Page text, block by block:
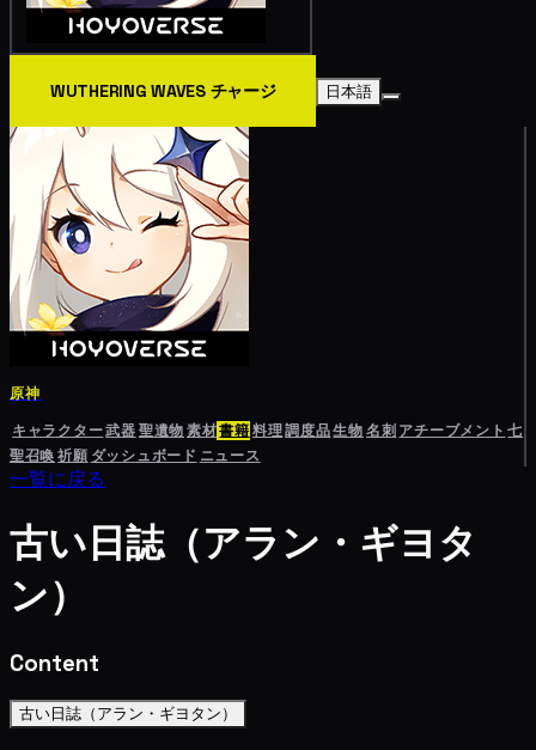
WUTHERING WAVES チャージ 日本語
原神
キャラクター武器聖遺物素材書籍料理調度品生物名刺 アチーブメント 七
聖召喚祈願 ダッシュボード ニュース
一覧に戻る
古い日誌（アラン・ギヨタ
ン）
Content
古い日誌（アラン・ギヨタン）